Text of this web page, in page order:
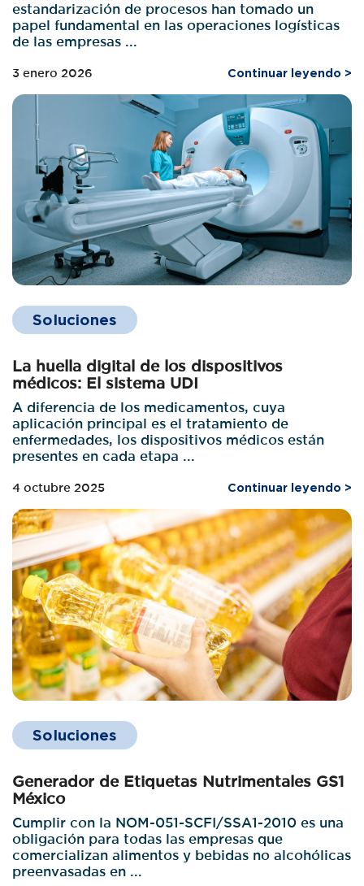
estandarización de procesos han tomado un
papel fundamental en las operaciones logísticas
de las empresas ...
3 enero 2026 Continuar leyendo >
Soluciones
La huella digital de los dispositivos
médicos: El sistema UDI
A diferencia de los medicamentos, cuya
aplicación principal es el tratamiento de
enfermedades, los dispositivos médicos están
presentes en cada etapa ...
4 octubre 2025 Continuar leyendo >
Soluciones
Generador de Etiquetas Nutrimentales GS1
México
Cumplir con la NOM-051-SCFI/SSA1-2010 es una
obligación para todas las empresas que
comercializan alimentos y bebidas no alcohólicas
preenvasadas en ...